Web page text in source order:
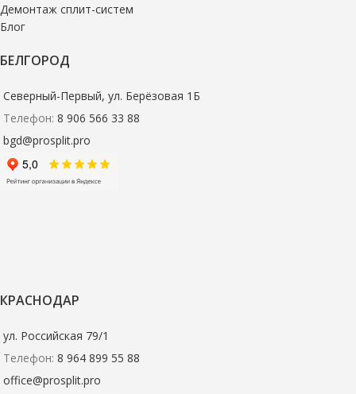
Демонтаж сплит-систем
Блог
БЕЛГОРОД
Северный-Первый, ул. Берёзовая 1Б
Телефон: 8 906 566 33 88
bgd@prosplit.pro
КРАСНОДАР
ул. Российская 79/1
Телефон: 8 964 899 55 88
office@prosplit.pro